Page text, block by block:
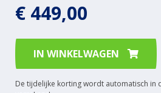
€ 449,00
IN WINKELWAGEN
De tijdelijke korting wordt automatisch in